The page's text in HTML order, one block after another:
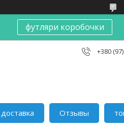
футляри коробочки
+380
Отзывы